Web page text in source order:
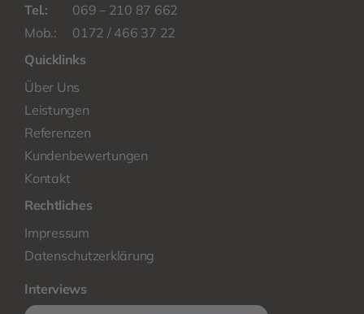
Tel.:
069 – 210 87 662
Mob.:
0172 / 466 37 22
Quicklinks
Über Uns
Leistungen
Referenzen
Kundenbewertungen
Kontakt
Rechtliches
Impressum
Datenschutzerklärung
Interviews